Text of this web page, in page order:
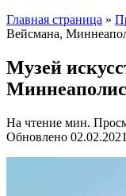
Главная страница »
Вейсмана,
Музей
На чтение мин.
Обновлено 02.02.2021